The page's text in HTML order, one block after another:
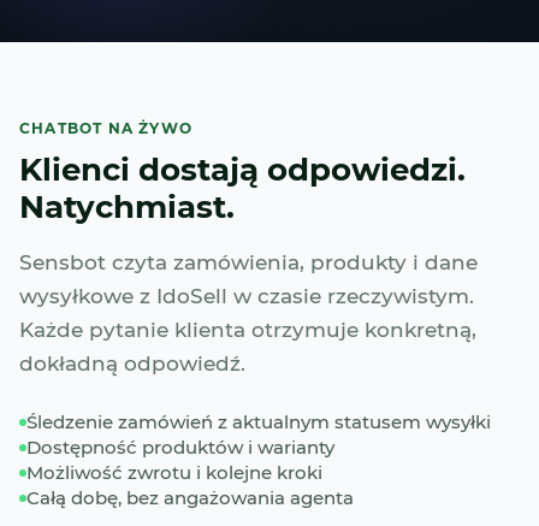
CHATBOT NA ŻYWO
Klienci dostają odpowiedzi.
Natychmiast.
Sensbot czyta zamówienia, produkty i dane
wysyłkowe z IdoSell w czasie rzeczywistym.
Każde pytanie klienta otrzymuje konkretną,
dokładną odpowiedź.
Śledzenie zamówień z aktualnym statusem wysyłki
Dostępność produktów i warianty
Możliwość zwrotu i kolejne kroki
Całą dobę, bez angażowania agenta